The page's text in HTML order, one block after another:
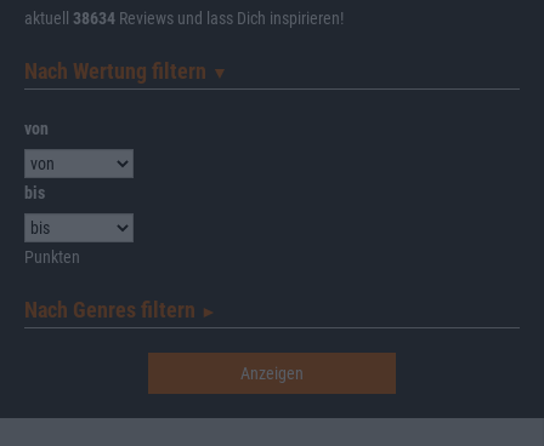
aktuell 38634 Reviews und lass Dich inspirieren!
Nach Wertung filtern ▼︎
von
bis
Punkten
Nach Genres filtern ►︎